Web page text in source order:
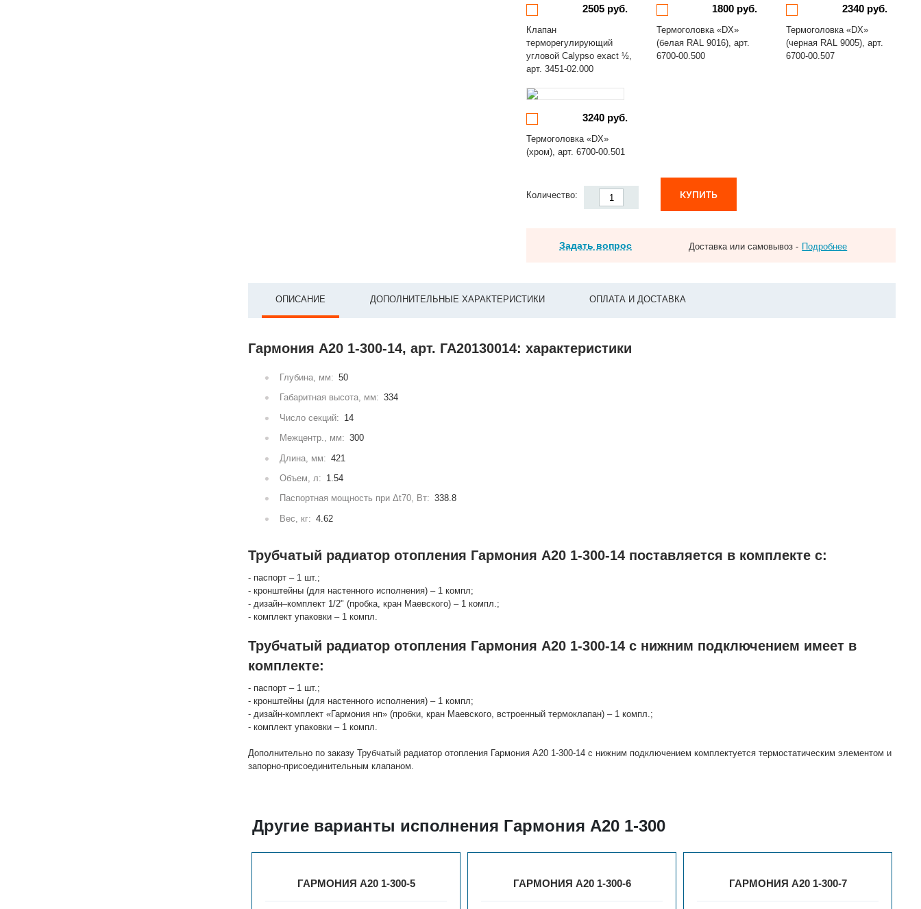
2505 руб.
Клапан
терморегулирующий
угловой Calypso exact ½,
арт. 3451-02.000
1800 руб.
Термоголовка «DX»
(белая RAL 9016), арт.
6700-00.500
2340 руб.
Термоголовка «DX»
(черная RAL 9005), арт.
6700-00.507
3240 руб.
Термоголовка «DX»
(хром), арт. 6700-00.501
Количество: КУПИТЬ
Задать вопрос Доставка или самовывоз - Подробнее
ОПИСАНИЕ ДОПОЛНИТЕЛЬНЫЕ ХАРАКТЕРИСТИКИ ОПЛАТА И ДОСТАВКА
Гармония А20 1-300-14, арт. ГА20130014: характеристики
Глубина, мм: 50
Габаритная высота, мм: 334
Число секций: 14
Межцентр., мм: 300
Длина, мм: 421
Объем, л: 1.54
Паспортная мощность при Δt70, Вт: 338.8
Вес, кг: 4.62
Трубчатый радиатор отопления Гармония А20 1-300-14 поставляется в комплекте с:
- паспорт – 1 шт.;
- кронштейны (для настенного исполнения) – 1 компл;
- дизайн–комплект 1/2" (пробка, кран Маевского) – 1 компл.;
- комплект упаковки – 1 компл.
Трубчатый радиатор отопления Гармония А20 1-300-14 с нижним подключением имеет в
комплекте:
- паспорт – 1 шт.;
- кронштейны (для настенного исполнения) – 1 компл;
- дизайн-комплект «Гармония нп» (пробки, кран Маевского, встроенный термоклапан) – 1 компл.;
- комплект упаковки – 1 компл.
Дополнительно по заказу Трубчатый радиатор отопления Гармония А20 1-300-14 с нижним подключением комплектуется термостатическим элементом и
запорно-присоединительным клапаном.
Другие варианты исполнения Гармония А20 1-300
ГАРМОНИЯ А20 1-300-5 ГАРМОНИЯ А20 1-300-6 ГАРМОНИЯ А20 1-300-7